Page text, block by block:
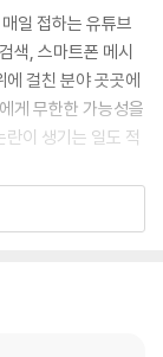
주는 과정에서 이
결과를 찾아서 보
시키는 결과를 가져
자신의 생각에 부
면서 자신의 평소
서
하는 용도 이외의 다
도 있음을 보여주
일 접하는 유튜브
색, 스마트폰 메시
걸친 분야 곳곳에
게 무한한 가능성을
이 생기는 일도 적
는 그 부작용과 논란
는 것이다. 우리